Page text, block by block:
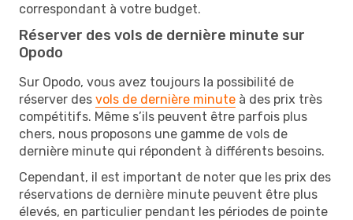
correspondant à votre budget.
Réserver des vols de dernière minute sur
Opodo
Sur Opodo, vous avez toujours la possibilité de
réserver des vols de dernière minute à des prix très
compétitifs. Même s’ils peuvent être parfois plus
chers, nous proposons une gamme de vols de
dernière minute qui répondent à différents besoins.
Cependant, il est important de noter que les prix des
réservations de dernière minute peuvent être plus
élevés, en particulier pendant les périodes de pointe